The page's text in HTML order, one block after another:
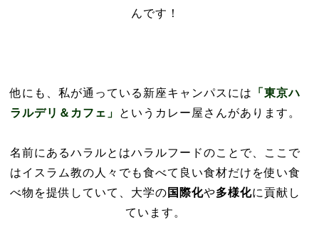
んです！
他にも、私が通っている新座キャンパスには
「東京ハ
ラルデリ＆カフェ」 というカレー屋さんがあります。
名前にあるハラルとはハラルフードのことで、ここで
はイスラム教の人々でも食べて良い食材だけを使い食
べ物を提供していて、大学の 国際化や多様化に貢献し
ています。